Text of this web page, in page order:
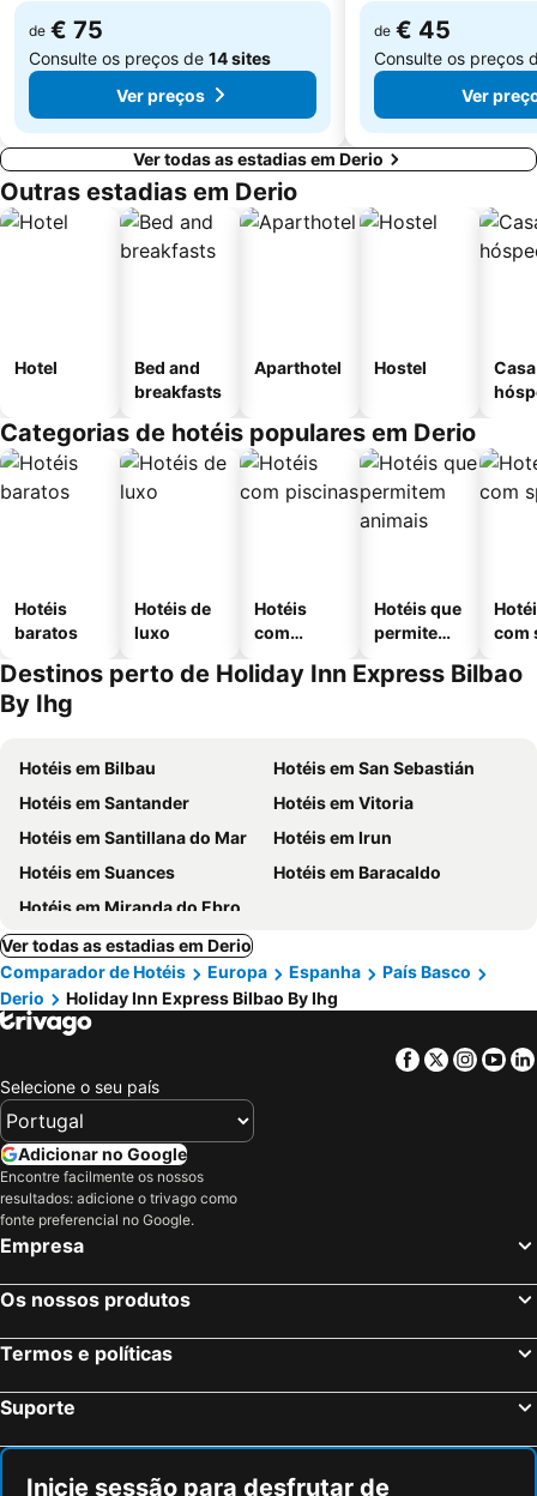
de € 75
Consulte os preços de 14 sites
Ver preços
de € 45
Consulte os preços
Ver
Ver todas as estadias em Derio
Outras estadias em Derio
Hotel
Bed and
breakfasts
Aparthotel Hostel
Categorias de hotéis populares em Derio
Hotéis
baratos
Hotéis de
luxo
Hotéis
com
Hotéis que
permitem
com
Destinos perto de Holiday Inn Express Bilbao
By Ihg
Hotéis em Bilbau
Hotéis em San Sebastián
Hotéis em Santander
Hotéis em Vitoria
Hotéis em Santillana do Mar
Hotéis em Irun
Hotéis em Suances
Hotéis em Baracaldo
Hotéis em Miranda do Ebro
Ver todas as estadias em Derio
Comparador de Hotéis
Europa Espanha
País Basco
Derio
Holiday Inn Express Bilbao By Ihg
Facebook
Twitter
Selecione o seu país
Adicionar no Google
Encontre facilmente os nossos
resultados: adicione o trivago como
fonte preferencial no Google.
Empresa
Os nossos produtos
Termos e políticas
Suporte
Inicie sessão para desfrutar de